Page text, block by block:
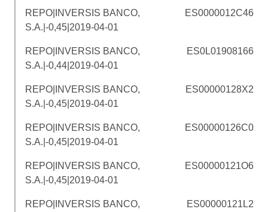
REPO|INVERSIS BANCO,
S.A.|-0,45|2019-04-01
ES0000012C46
REPO|INVERSIS BANCO,
S.A.|-0,44|2019-04-01
ES0L01908166
REPO|INVERSIS BANCO,
S.A.|-0,45|2019-04-01
ES00000128X2
REPO|INVERSIS BANCO,
S.A.|-0,45|2019-04-01
ES00000126C0
REPO|INVERSIS BANCO,
S.A.|-0,45|2019-04-01
ES00000121O6
REPO|INVERSIS BANCO,
ES00000121L2